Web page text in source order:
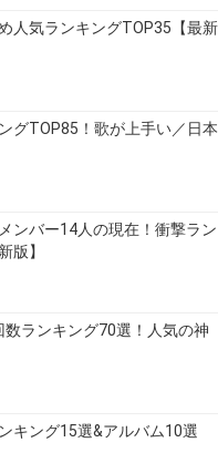
人気ランキングTOP35【最新
グTOP85！歌が上手い／日本
ンバー14人の現在！衝撃ラン
版】
数ランキング70選！人気の神
キング15選&アルバム10選